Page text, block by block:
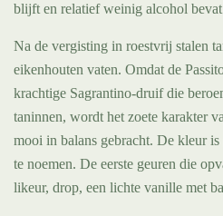
blijft en relatief weinig alcohol
Na de vergisting in roestvrij stalen
eikenhouten vaten. Omdat de
krachtige Sagrantino-druif die
taninnen, wordt het zoete karakter
mooi in balans gebracht. De kleur is
te noemen. De eerste geuren die
likeur, drop, een lichte vanille met